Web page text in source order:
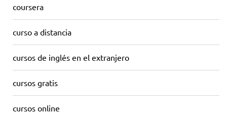
coursera
curso a distancia
cursos de inglés en el extranjero
cursos gratis
cursos online